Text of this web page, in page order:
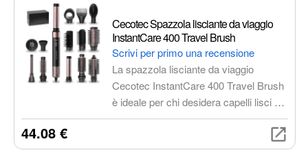
automatico.
Cecotec Spazzola lisciante da viaggio
InstantCare 400 Travel Brush
Scrivi per primo una recensione
La spazzola lisciante da viaggio
Cecotec InstantCare 400 Travel Brush
è ideale per chi desidera capelli lisci e
curati anche in viaggio. Con
rivestimento in ceramica, temperatura
massima di 190º, cavo 360º e
44.08 €